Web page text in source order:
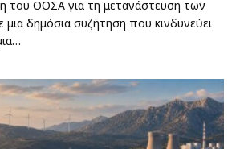
του ΟΟΣΑ για τη μετανάστευση των
δημόσια συζήτηση που κινδυνεύει